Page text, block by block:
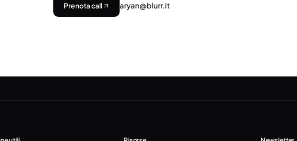
Prenota call aryan@blurr.it